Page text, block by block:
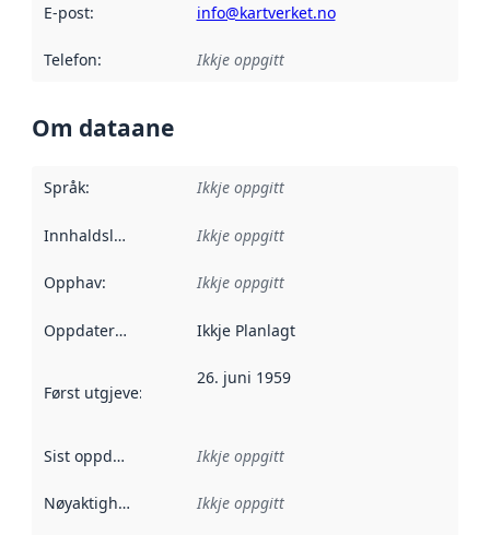
E-post: info@kartverket.no
Telefon: Ikkje oppgitt
Om dataane
Språk: Ikkje oppgitt
Innhaldsleverandørar :
Ikkje oppgitt
Opphav: Ikkje oppgitt
Oppdateringsfrekvens :
Ikkje Planlagt
Først utgjeve: Denne datoen seier når dataa i dette
26. juni 1959
Sist oppdatert Ikkje oppgitt
Nøyaktigheit Ikkje oppgitt